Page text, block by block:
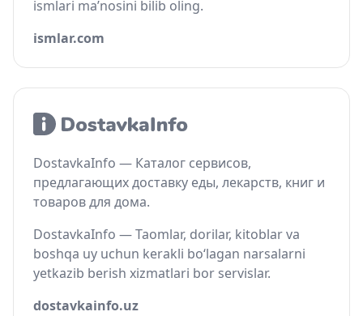
ismlari ma’nosini bilib oling.
ismlar.com
DostavkaInfo — Каталог сервисов,
предлагающих доставку еды, лекарств, книг и
товаров для дома.
DostavkaInfo — Taomlar, dorilar, kitoblar va
boshqa uy uchun kerakli bo‘lagan narsalarni
yetkazib berish xizmatlari bor servislar.
dostavkainfo.uz